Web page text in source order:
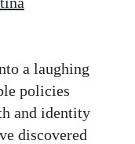
a laughing
policies
and identity
discovered